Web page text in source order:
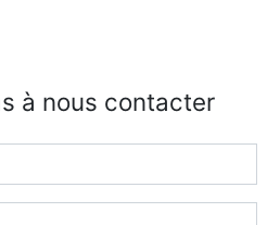
à nous contacter